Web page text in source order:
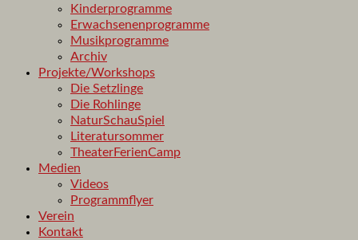
Kinderprogramme
Erwachsenenprogramme
Musikprogramme
Archiv
Projekte/Workshops
Die Setzlinge
Die Rohlinge
NaturSchauSpiel
Literatursommer
TheaterFerienCamp
Medien
Videos
Programmflyer
Verein
Kontakt